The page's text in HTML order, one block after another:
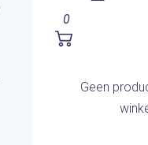
0
Geen